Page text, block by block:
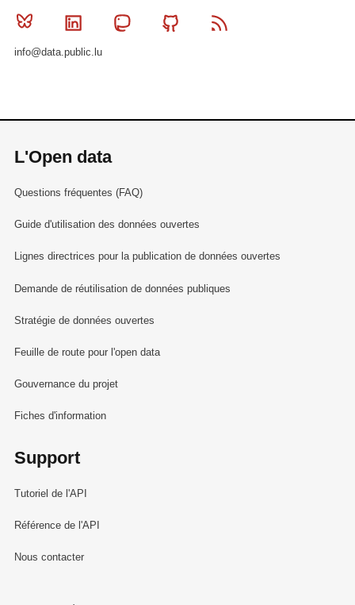
Bluesky Linkedin MastodonGithub
info@data.public.lu
L'Open data
Questions fréquentes (FAQ)
Guide d'utilisation des données ouvertes
Lignes directrices pour la publication de données ouvertes
Demande de réutilisation de données publiques
Stratégie de données ouvertes
Feuille de route pour l'open data
Gouvernance du projet
Fiches d'information
Support
Tutoriel de l'API
Référence de l'API
Nous contacter